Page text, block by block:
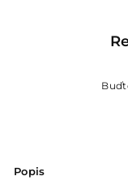
Popis